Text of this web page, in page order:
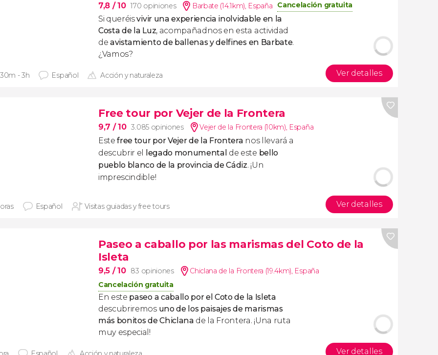
7,8 / 10 170 opiniones Barbate (14.1km), España Cancelación gratuita
Si queréisvivir una experiencia inolvidable en la
Costa de la Luz, acompañadnos en esta actividad
deavistamiento de ballenas y delfines en Barbate.
¿Vamos?
- 3h Español Acción y naturaleza Ver detalles
Free tour por Vejer de la Frontera
9,7 / 10 3.085 opiniones Vejer de la Frontera (10km), España
Estefree tour por Vejer de la Frontera nos llevará a
descubrir el
legado monumental de este bello
pueblo blanco de la provincia de Cádiz. ¡Un
imprescindible!
Español Visitas guiadas y free tours Ver detalles
Paseo a caballo por las marismas del Coto de la
Isleta
9,5 / 10 83 opiniones Chiclana de la Frontera (19.4km), España
Cancelación gratuita
En este paseo a caballo por el Coto de la Isleta
descubriremos uno de los paisajes de marismas
más bonitos de Chiclana de la Frontera. ¡Una ruta
muy especial!
Ver detalles